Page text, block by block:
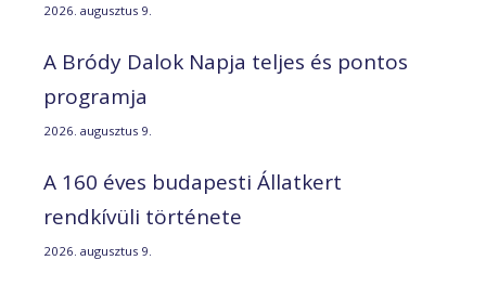
2026. augusztus 9.
A Bródy Dalok Napja teljes és pontos
programja
2026. augusztus 9.
A 160 éves budapesti Állatkert
rendkívüli története
2026. augusztus 9.